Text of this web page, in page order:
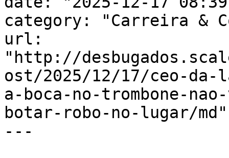
category: "Carreira &
url:
"http://
ost/2025/12/17/ceo-
a-boca-no-trombone-
botar-robo-no-lugar/md"
---